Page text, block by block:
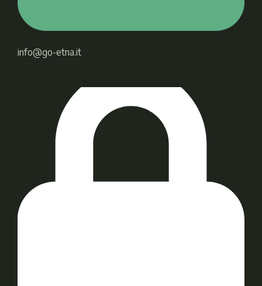
info@go-etna.it